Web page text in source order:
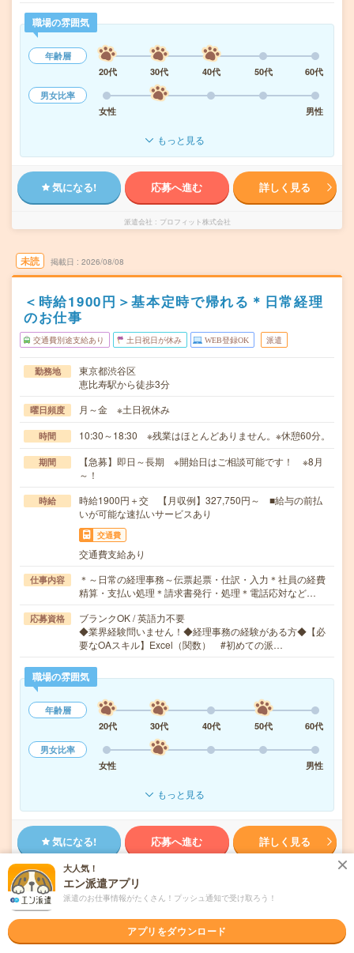
職場の雰囲気
年齢層
20代
30代 40代 50代
60代
男女比率
女性
男性
もっと見る
気になる! 応募へ進む 詳しく見る
派遣会社 プロフィット株式会社
未読 掲載日 2026/08/08
＜時給1900円＞基本定時で帰れる＊日常経理
のお仕事
交通費別途支給あり 土日祝日が休み WEB登録OK 派遣
勤務地
東京都渋谷区
恵比寿駅から徒歩3分
曜日頻度 月～金 ※土日祝休み
時間 10:30～18:30 ※残業はほとんどありません。※休憩60分。
期間
【急募】即日～長期 ※開始日はご相談可能です！ ※8月
～！
時給
時給1900円＋交 【月収例】327,750円～ ■給与の前払
いが可能な速払いサービスあり
交通費
交通費支給あり
仕事内容
＊～日常の経理事務～伝票起票・仕訳・入力＊社員の経費
精算・支払い処理＊請求書発行・処理＊電話応対など…
応募資格
ブランクOK / 英語力不要
◆業界経験問いません！◆経理事務の経験がある方◆【必
要なOAスキル】Excel（関数） #初めての派…
職場の雰囲気
年齢層
20代
30代 40代 50代
60代
男女比率
女性
男性
もっと見る
気になる! 応募へ進む 詳しく見る
派遣会社
未読
大人気！
エン派遣アプリ
派遣のお仕事情報がたくさん！プッシュ通知で受け取ろう！
アプリをダウンロード